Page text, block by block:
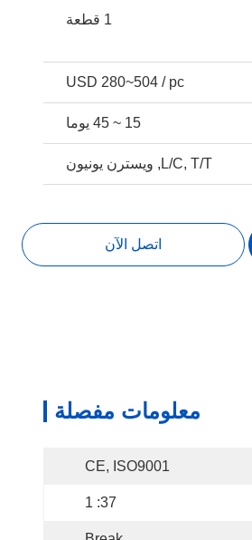
1 قطعة
USD 280~504 / pc
15 ~ 45 يوما
L/C, T/T, ويسترن يونيون
اتصل الآن
معلومات مفصلة
CE, ISO9001
37: 1